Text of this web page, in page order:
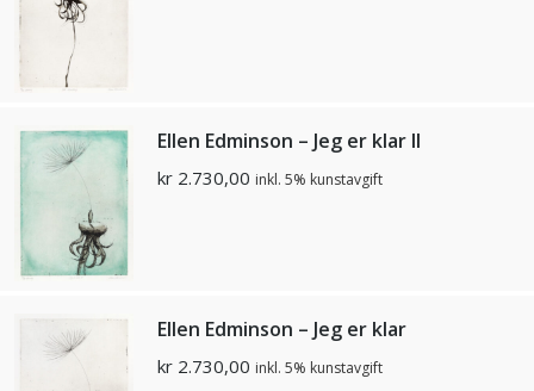
Ellen Edminson – Jeg er klar II
kr 2.730,00 inkl. 5% kunstavgift
Ellen Edminson – Jeg er klar
kr 2.730,00 inkl. 5% kunstavgift